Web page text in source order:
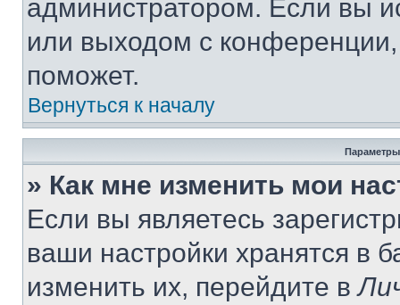
администратором. Если вы
или выходом с
поможет.
Вернуться к началу
Параметры
» Как мне изменить мои
Если вы являетесь
ваши настройки хранятся в
изменить их, перейдите в